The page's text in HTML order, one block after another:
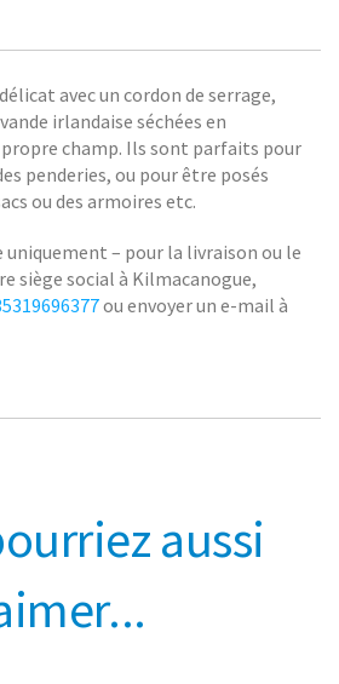
avec un cordon de serrage,
irlandaise séchées en
champ. Ils sont parfaits pour
penderies, ou pour être posés
ou des armoires etc.
– pour la livraison ou le
siège social à Kilmacanogue,
ou envoyer un e-mail à
aussi